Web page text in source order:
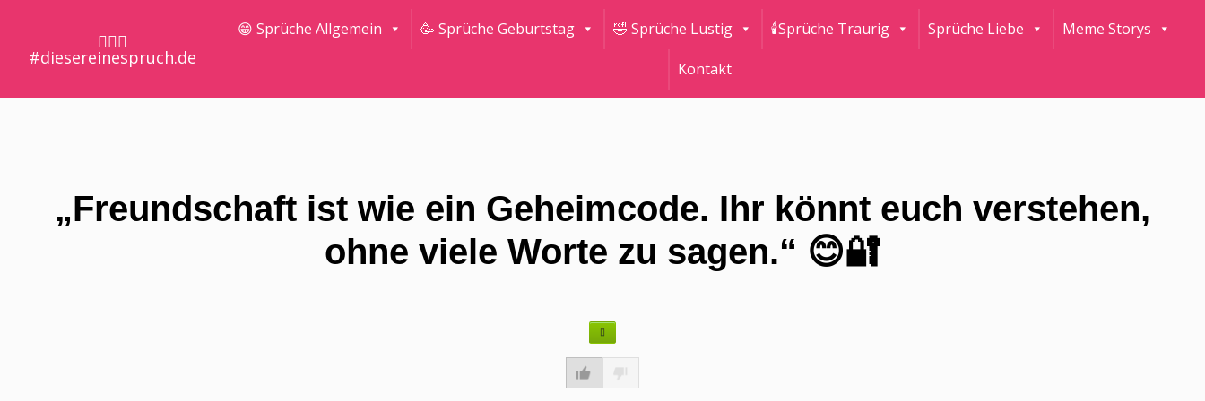
🤷🏼‍♀️
#diesereinespruch.de
😁 Sprüche Allgemein 🥳 Sprüche Geburtstag 🤣 Sprüche Lustig 🕯Sprüche Traurig Sprüche Liebe Meme Storys
Kontakt
„Freundschaft ist wie ein Geheimcode. Ihr könnt euch verstehen,
ohne viele Worte zu sagen.“ 😊🔐